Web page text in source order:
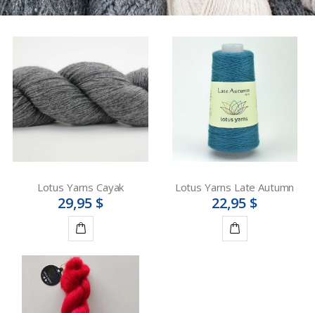
Lotus Yarns Cayak
29,95 $
Lotus Yarns Late Autumn
22,95 $